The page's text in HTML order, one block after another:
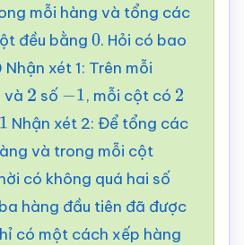
mỗi hàng và tổng các
đều bằng 0. Hỏi có bao
xét 1: Trên mỗi
và 2 số −1 , mỗi cột có 2
Nhận xét 2: Để tổng các
và trong mỗi cột
có không quá hai số
hàng đầu tiên đã được
có một cách xếp hàng